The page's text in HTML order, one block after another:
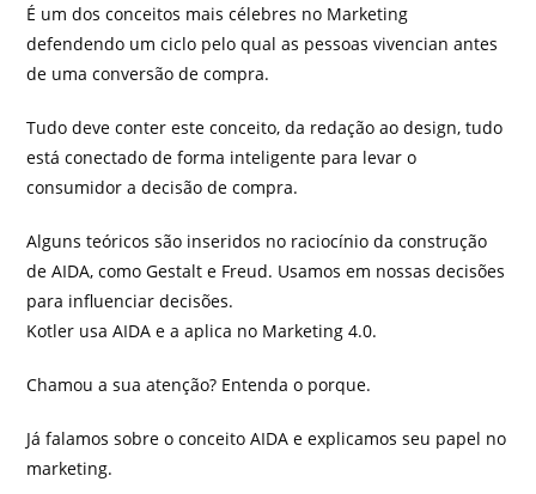
É um dos conceitos mais célebres no Marketing
defendendo um ciclo pelo qual as pessoas vivencian antes
de uma conversão de compra.
Tudo deve conter este conceito, da redação ao design, tudo
está conectado de forma inteligente para levar o
consumidor a decisão de compra.
Alguns teóricos são inseridos no raciocínio da construção
de AIDA, como Gestalt e Freud. Usamos em nossas decisões
para influenciar decisões.
Kotler usa AIDA e a aplica no Marketing 4.0.
Chamou a sua atenção? Entenda o porque.
Já falamos sobre o conceito AIDA e explicamos seu papel no
marketing.